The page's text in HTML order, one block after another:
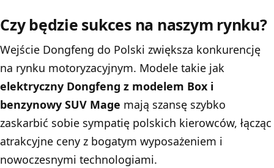
Czy będzie sukces na naszym rynku?
Wejście Dongfeng do Polski zwiększa konkurencję
na rynku motoryzacyjnym. Modele takie jak
elektryczny Dongfeng z modelem Box i
benzynowy SUV Mage mają szansę szybko
zaskarbić sobie sympatię polskich kierowców, łącząc
atrakcyjne ceny z bogatym wyposażeniem i
nowoczesnymi technologiami.